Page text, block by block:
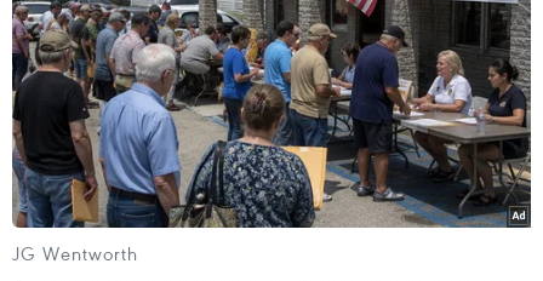
#không kích
JG Wentworth